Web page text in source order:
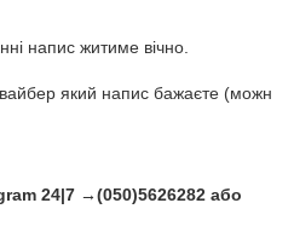
напис житиме вічно.
який напис бажаєте (можн
24|7 →(050)5626282 або